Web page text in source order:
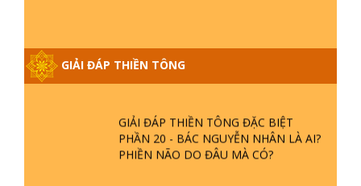
GIẢI ĐÁP THIỀN TÔNG
NGỌC LÂM VỀ PHẬT GIỚI
GIẢI ĐÁP THIỀN TÔNG ĐẶC BIỆT
PHẦN 20 - BÁC NGUYỄN NHÂN LÀ AI?
PHIỀN NÃO DO ĐÂU MÀ CÓ?